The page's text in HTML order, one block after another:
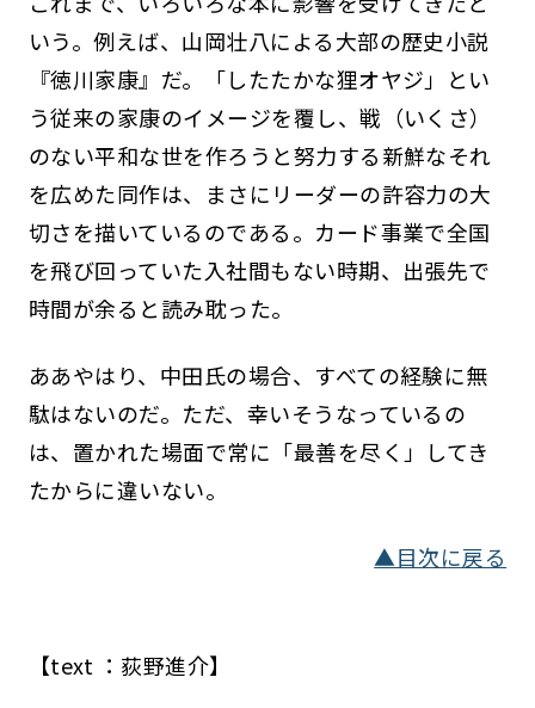
いう。例えば、山岡壮八による大部の歴史小説
『徳川家康』だ。「したたかな狸オヤジ」とい
う従来の家康のイメージを覆し、戦（いくさ）
のない平和な世を作ろうと努力する新鮮なそれ
を広めた同作は、まさにリーダーの許容力の大
切さを描いているのである。カード事業で全国
を飛び回っていた入社間もない時期、出張先で
時間が余ると読み耽った。
ああやはり、中田氏の場合、すべての経験に無
駄はないのだ。ただ、幸いそうなっているの
は、置かれた場面で常に「最善を尽く」してき
たからに違いない。
▲目次に戻る
【text ：荻野進介】